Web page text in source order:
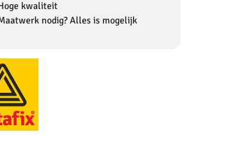
kwaliteit
nodig? Alles is mogelijk